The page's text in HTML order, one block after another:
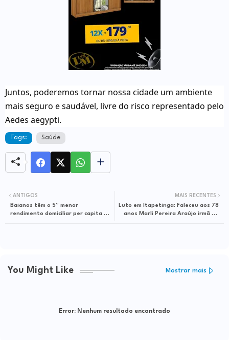
Juntos, poderemos tornar nossa cidade um ambiente
mais seguro e saudável, livre do risco representado pelo
Aedes aegypti.
Tags: Saúde
MAIS RECENTES
Luto em Itapetinga: Faleceu aos 78
anos Marli Pereira Araújo irmã do
ANTIGOS
Baianos têm o 5º menor
rendimento domiciliar per capita do
You Might Like Mostrar mais
Error: Nenhum resultado encontrado